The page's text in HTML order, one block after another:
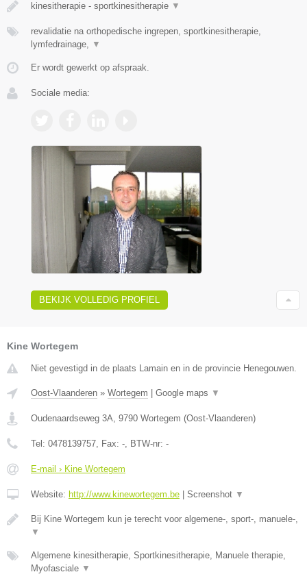
kinesitherapie - sportkinesitherapie ▼
revalidatie na orthopedische ingrepen, sportkinesitherapie,
lymfedrainage, ▼
Er wordt gewerkt op afspraak.
Sociale media:
BEKIJK VOLLEDIG PROFIEL
Kine Wortegem
Niet gevestigd in de plaats Lamain en in de provincie Henegouwen.
Oost-Vlaanderen » Wortegem Google maps ▼
Oudenaardseweg 3A 9790 Wortegem (Oost-Vlaanderen)
Tel: 0478139757 , Fax: - , BTW-nr: -
E-mail › Kine Wortegem
Website: http://www.kinewortegem.be Screenshot ▼
Bij Kine Wortegem kun je terecht voor algemene-, sport-, manuele-,
▼
Algemene kinesitherapie, Sportkinesitherapie, Manuele therapie,
Myofasciale ▼